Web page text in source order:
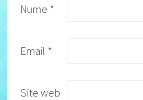
Nume *
Email *
Site web